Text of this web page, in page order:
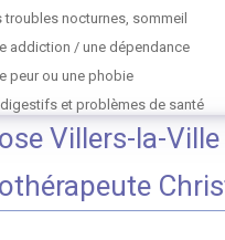
troubles nocturnes, sommeil
addiction / une dépendance
peur ou une phobie
et problèmes de santé
Villers-la-